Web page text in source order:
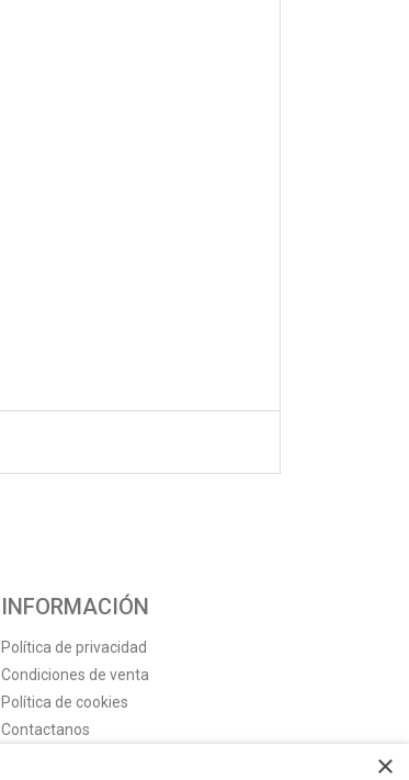
INFORMACIÓN
Política de privacidad
Condiciones de venta
Política de cookies
Contactanos
×